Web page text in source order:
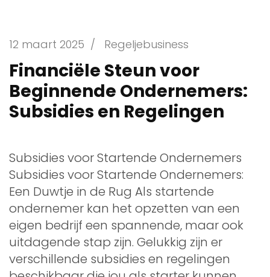
12 maart 2025 / Regeljebusiness
Financiële Steun voor
Beginnende Ondernemers:
Subsidies en Regelingen
Subsidies voor Startende Ondernemers
Subsidies voor Startende Ondernemers:
Een Duwtje in de Rug Als startende
ondernemer kan het opzetten van een
eigen bedrijf een spannende, maar ook
uitdagende stap zijn. Gelukkig zijn er
verschillende subsidies en regelingen